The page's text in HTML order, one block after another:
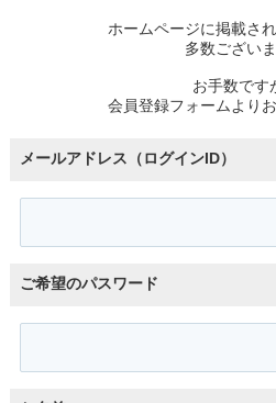
ホームページに掲載さ
多数ございま
お手数です
会員登録フォームより
メールアドレス（ログインID）
ご希望のパスワード